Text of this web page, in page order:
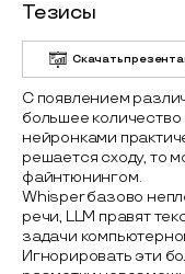
Тезисы
Скачать
С появлением
большее
нейронками
решается сходу, то
файнтюнингом.
Whisper базово
речи, LLM правят
задачи
Игнорировать эти